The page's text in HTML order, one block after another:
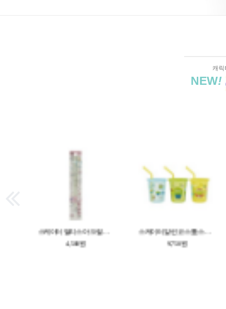
캐릭
NEW!
스케이터 앨리스 아크릴 젓가락 21cm
4,500원
스케이터 알린 코스튬 스트로 텀블러 3종 세트 320ML
9,750원